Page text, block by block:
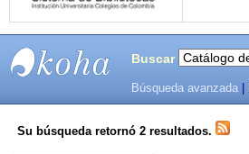
SISTEMAS
Buscar
Búsqueda avanzada
Su búsqueda retornó 2 resultados.